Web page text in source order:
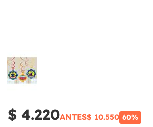
$ 4.220ANTES$ 10.550 60%